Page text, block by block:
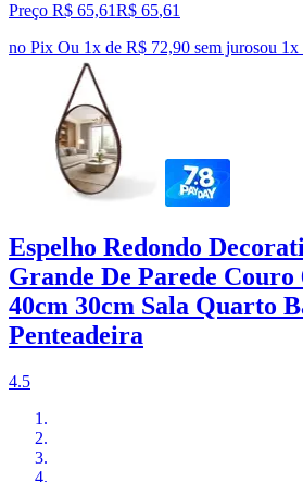
Preço R$ 65,61R$ 65,61
no Pix Ou 1x de R$ 72,90 sem jurosou 1x
Espelho Redondo
Grande De Parede Couro
40cm 30cm Sala Quarto
Penteadeira
4.5